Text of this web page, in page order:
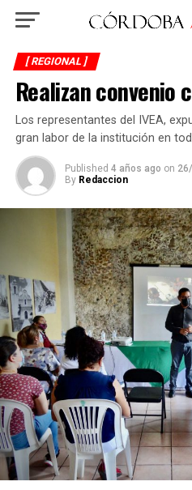
[ REGIONAL ]
Realizan convenio
Los representantes del IVEA,
gran labor de la institución en
Published 4 años ago on
By Redaccion